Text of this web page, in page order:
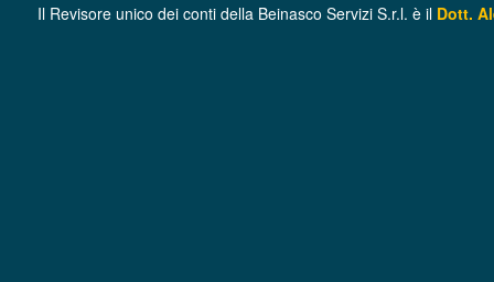
Il Revisore unico dei conti della Beinasco Servizi S.r.l. è il Dott.